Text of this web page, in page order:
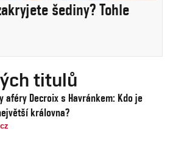
šediny? Tohle
titulů
aféry Decroix s Havránkem: Kdo je
královna?